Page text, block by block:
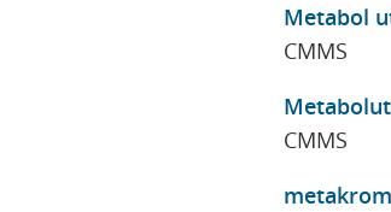
Metabol
CMMS
CMMS